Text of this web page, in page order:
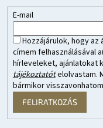
E-mail
Hozzájárulok, hogy
címem felhasználásával
hírleveleket, ajánlatokat
tájékoztatótelolvastam.
bármikor
FELIRATKOZÁS